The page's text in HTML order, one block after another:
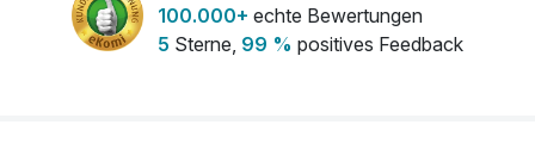
100.000+ echte Bewertungen
5 Sterne, 99 % positives Feedback